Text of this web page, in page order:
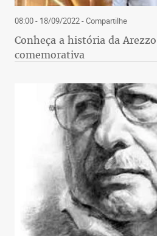
08:00 - 18/09/2022- Compartilhe
Conheça a história da
comemorativa